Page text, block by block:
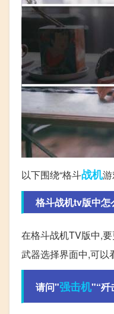
以下围绕“格斗战机
格斗战机tv版中怎
在格斗战机TV版中,
武器选择界面中,可以
请问"强击机"“歼